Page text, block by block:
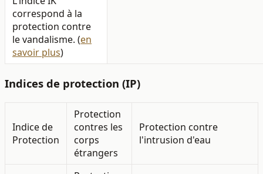
correspond à la
protection contre
le vandalisme. (en
savoir plus)
Indices de protection (IP)
Indice de
Protection
Protection
contres les
corps
étrangers
Protection contre
l'intrusion d'eau